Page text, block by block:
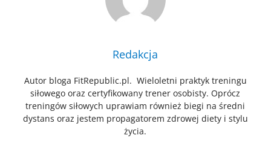
Redakcja
Autor bloga FitRepublic.pl. Wieloletni praktyk treningu
siłowego oraz certyfikowany trener osobisty. Oprócz
treningów siłowych uprawiam również biegi na średni
dystans oraz jestem propagatorem zdrowej diety i stylu
życia.